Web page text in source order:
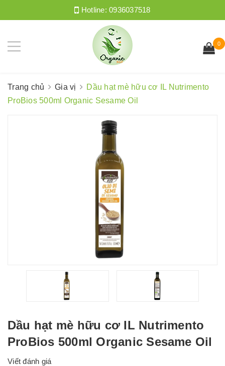
Hotline:0936037518
0
Trang chủ Gia vị
Dầu hạt mè hữu cơ IL Nutrimento
ProBios 500ml Organic Sesame Oil
Dầu hạt mè hữu cơ IL Nutrimento
ProBios 500ml Organic Sesame Oil
Viết đánh giá